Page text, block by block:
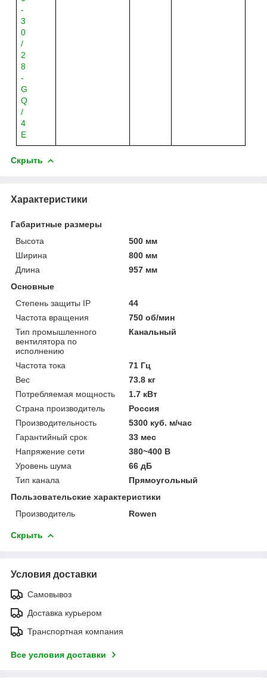
-
3
0
/
2
8
-
G
Q
/
4
Е
Скрыть
Характеристики
Габаритные размеры
Высота
500 мм
Ширина
800 мм
Длина
957 мм
Основные
Степень защиты IP
44
Частота вращения
750 об/мин
Тип промышленного
вентилятора по
исполнению
Канальный
Частота тока
71 Гц
Вес
73.8 кг
Потребляемая мощность
1.7 кВт
Страна производитель
Россия
Производительность
5300 куб. м/час
Гарантийный срок
33 мес
Напряжение сети
380~400 В
Уровень шума
66 дБ
Тип канала
Прямоугольный
Пользовательские характеристики
Производитель
Rowen
Скрыть
Условия доставки
Самовывоз
Доставка курьером
Транспортная компания
Все условия доставки